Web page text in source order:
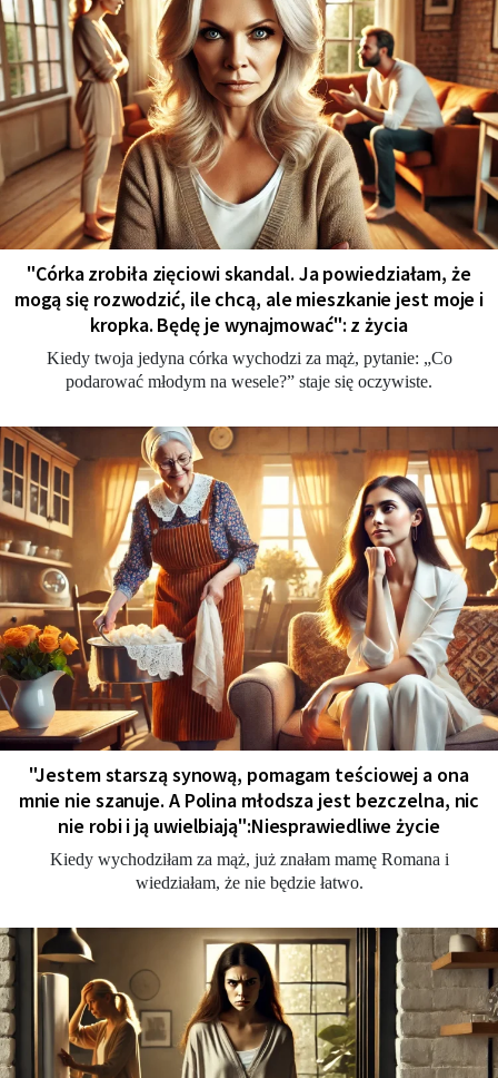
"Córka zrobiła zięciowi skandal. Ja powiedziałam, że
mogą się rozwodzić, ile chcą, ale mieszkanie jest moje i
kropka. Będę je wynajmować": z życia
Kiedy twoja jedyna córka wychodzi za mąż, pytanie: „Co
podarować młodym na wesele?” staje się oczywiste.
"Jestem starszą synową, pomagam teściowej a ona
mnie nie szanuje. A Polina młodsza jest bezczelna, nic
nie robi i ją uwielbiają":Niesprawiedliwe życie
Kiedy wychodziłam za mąż, już znałam mamę Romana i
wiedziałam, że nie będzie łatwo.